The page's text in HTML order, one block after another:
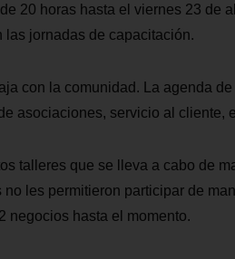
20 horas hasta el viernes 23 de
jornadas de capacitación.
con la comunidad. La agenda
asociaciones, servicio al cliente,
talleres que se lleva a cabo de
les permitieron participar de
negocios hasta el momento.